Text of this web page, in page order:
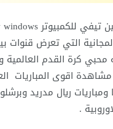
محبي كرة القدم العالمية
اقوى المباريات
ومباريات ريال مدريد
.